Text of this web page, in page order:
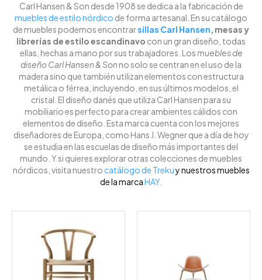
Carl Hansen & Son desde 1908 se dedica a la fabricación de
muebles de estilo nórdico de forma artesanal. En su catálogo
de muebles podemos encontrarsillas Carl Hansen, mesas y
librerías de estilo escandinavo con un gran diseño, todas
ellas, hechas a mano por sus trabajadores. Losmuebles de
diseño Carl Hansen & Sonno solo se centran en el uso de la
madera sino que también utilizan elementos con estructura
metálica o férrea, incluyendo, en sus últimos modelos, el
cristal. El diseño danés que utiliza Carl Hansen para su
mobiliario es perfecto para crear ambientes cálidos con
elementos de diseño. Esta marca cuenta con los mejores
diseñadores de Europa, como Hans J. Wegner que a día de hoy
se estudia en las escuelas de diseño más importantes del
mundo. Y si quieres explorar otras colecciones de muebles
nórdicos, visita nuestro catálogo de Trekuy nuestros muebles
de la marcaHAY.